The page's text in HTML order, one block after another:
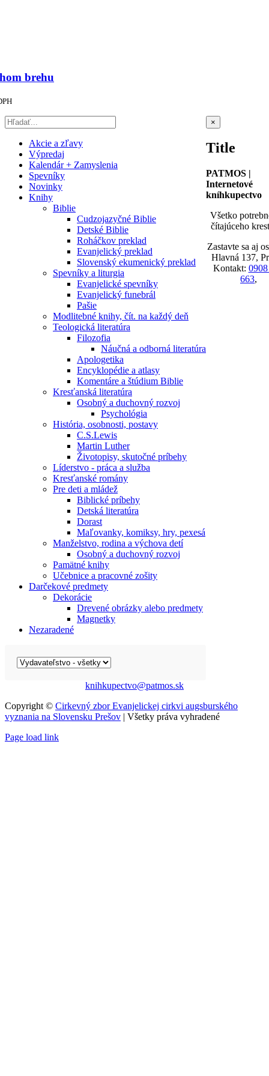
brehu
Akcie a zľavy
Výpredaj
Kalendár + Zamyslenia
Spevníky
Novinky
Knihy
Biblie
Cudzojazyčné Biblie
Detské Biblie
Roháčkov preklad
Evanjelický preklad
Slovenský ekumenický preklad
Spevníky a liturgia
Evanjelické spevníky
Evanjelický funebrál
Pašie
Modlitebné knihy, čít. na každý deň
Teologická literatúra
Filozofia
Náučná a odborná literatúra
Apologetika
Encyklopédie a atlasy
Komentáre a štúdium Biblie
Kresťanská literatúra
Osobný a duchovný rozvoj
Psychológia
História, osobnosti, postavy
C.S.Lewis
Martin Luther
Životopisy, skutočné príbehy
Líderstvo - práca a služba
Kresťanské romány
Pre deti a mládež
Biblické príbehy
Detská literatúra
Dorast
Maľovanky, komiksy, hry, pexesá
Manželstvo, rodina a výchova detí
Osobný a duchovný rozvoj
Pamätné knihy
Učebnice a pracovné zošity
Darčekové predmety
Dekorácie
Drevené obrázky alebo predmety
Magnetky
Nezaradené
Zatvoriť
rýchle
produktu
×
Title
PATMOS |
Internetové
kníhkupectvo
Všetko
čítajúceho
Zastavte sa aj
Hlavná 137,
Kontakt:
663,
knihkupectvo@patmos.sk
Copyright © Cirkevný zbor Evanjelickej cirkvi augsburského
vyznania na Slovensku Prešov | Všetky práva vyhradené
Page load link